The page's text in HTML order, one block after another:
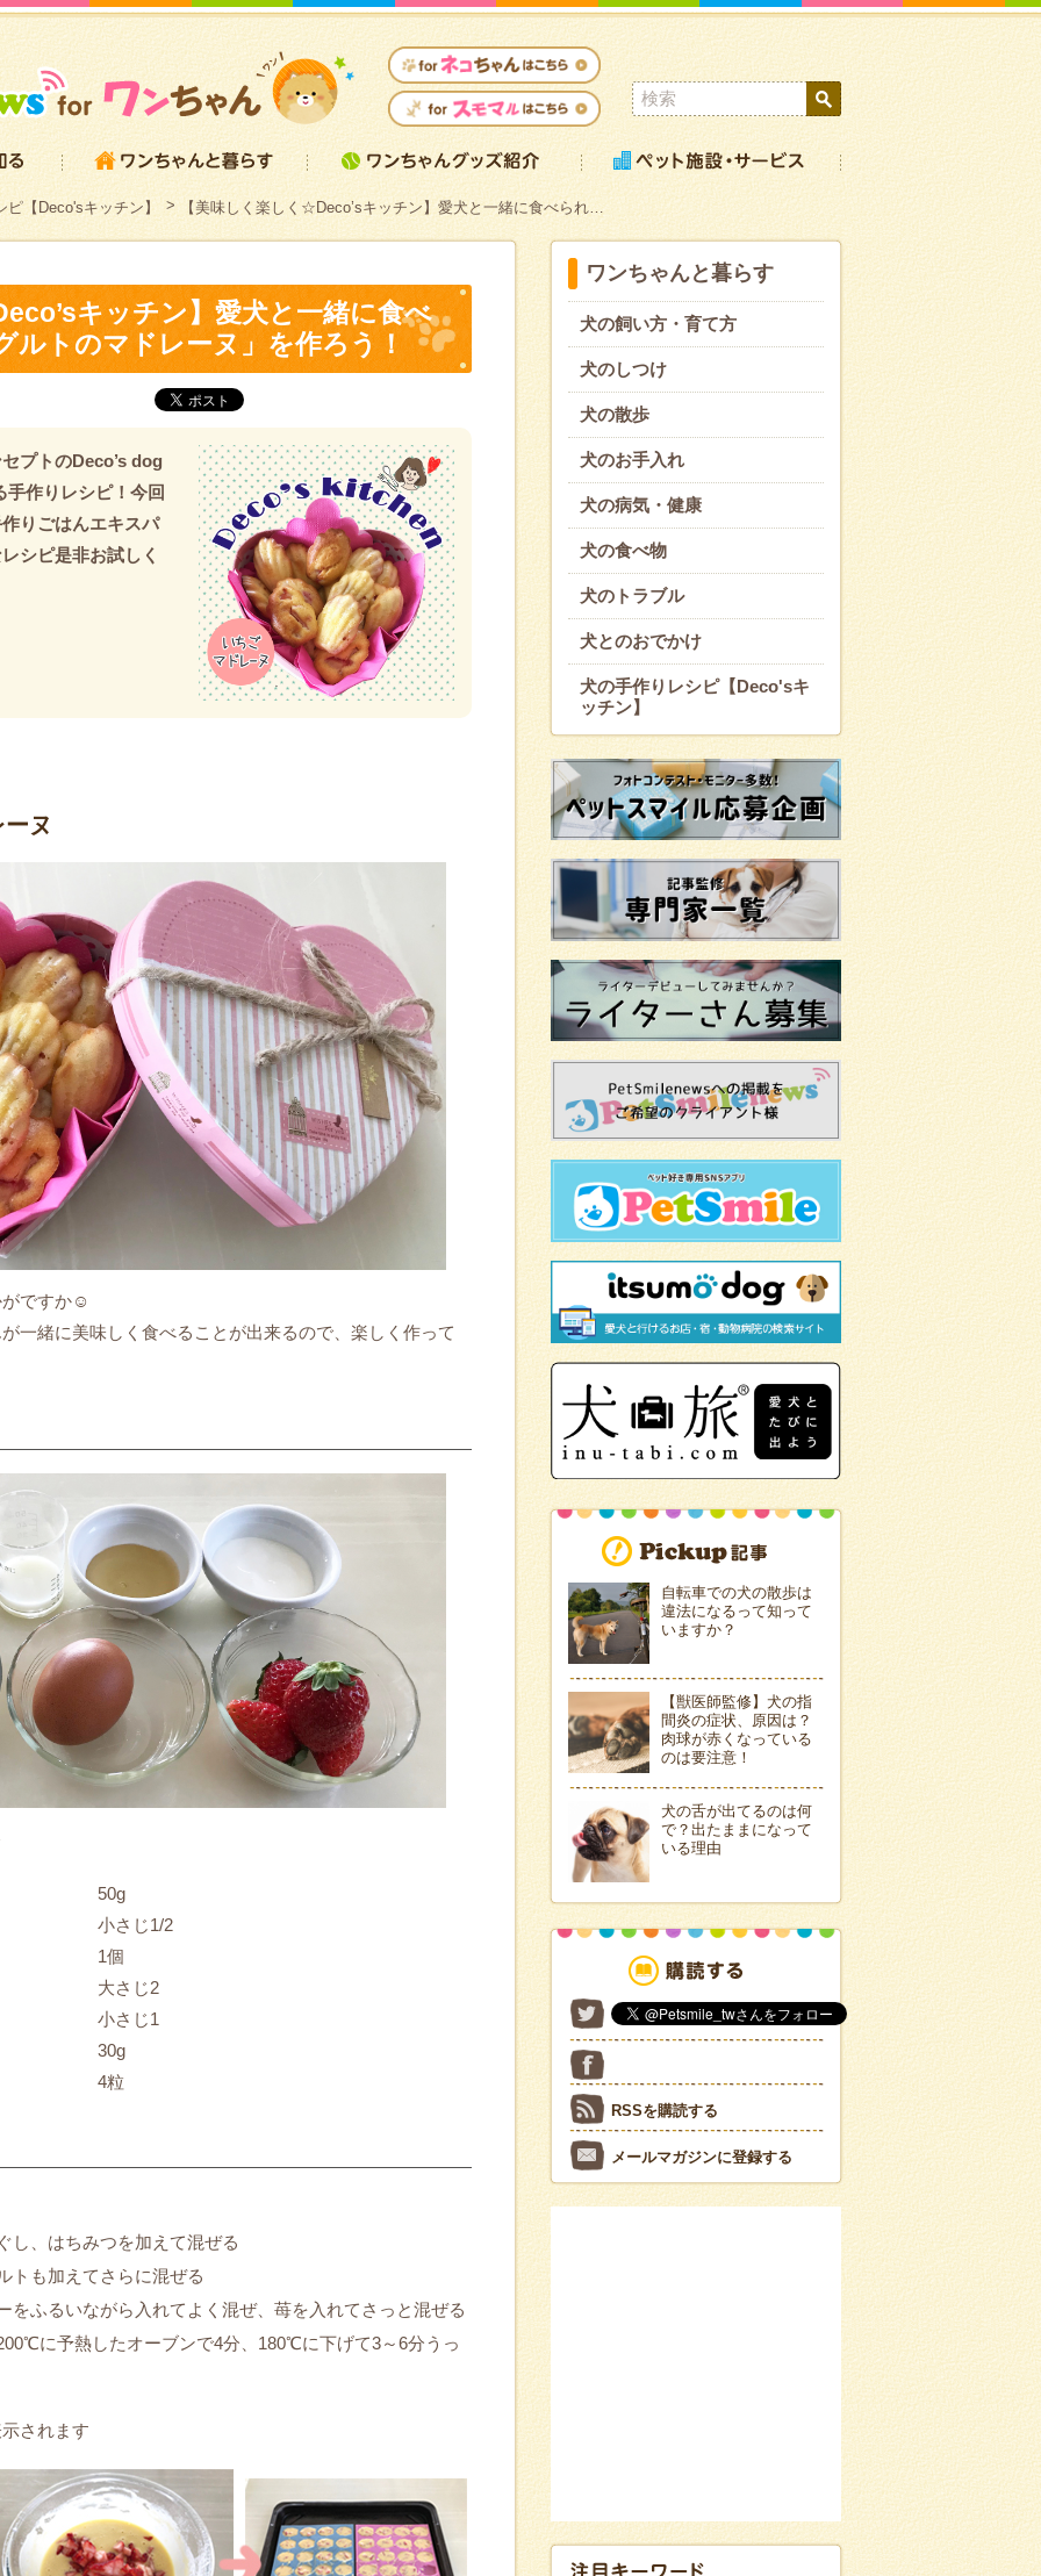
ピ【Deco'sキッチン】 【美味しく楽しく☆Deco’sキッチン】愛犬と一緒に食べられ…
キッチン】愛犬と一緒に食べ
ルトのマドレーヌ」を作ろう！
プトのDeco’s dog
作りレシピ！今回
りごはんエキスパ
シピ是非お試しく
ヌ
がですか☺
一緒に美味しく食べることが出来るので、楽しく作って
50g
小さじ1/2
1個
大さじ2
小さじ1
30g
4粒
し、はちみつを加えて混ぜる
トも加えてさらに混ぜる
ふるいながら入れてよく混ぜ、苺を入れてさっと混ぜる
に予熱したオーブンで4分、180℃に下げて3～6分うっ
されます
ワンちゃんと暮らす
犬の飼い方・育て方
犬のしつけ
犬の散歩
犬のお手入れ
犬の病気・健康
犬の食べ物
犬のトラブル
犬とのおでかけ
犬の手作りレシピ【Deco'sキ
ッチン】
自転車での犬の散歩は
違法になるって知って
いますか？
【獣医師監修】犬の指
間炎の症状、原因は？
肉球が赤くなっている
のは要注意！
犬の舌が出てるのは何
で？出たままになって
いる理由
RSSを購読する
メールマガジンに登録する